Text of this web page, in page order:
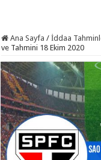
Ana Sayfa / İddaa
ve Tahmini 18 Ekim 2020